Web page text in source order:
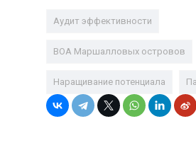
Аудит эффективности
ВОА Маршалловых островов
Наращивание потенциала